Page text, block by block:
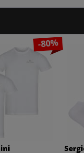
-80%